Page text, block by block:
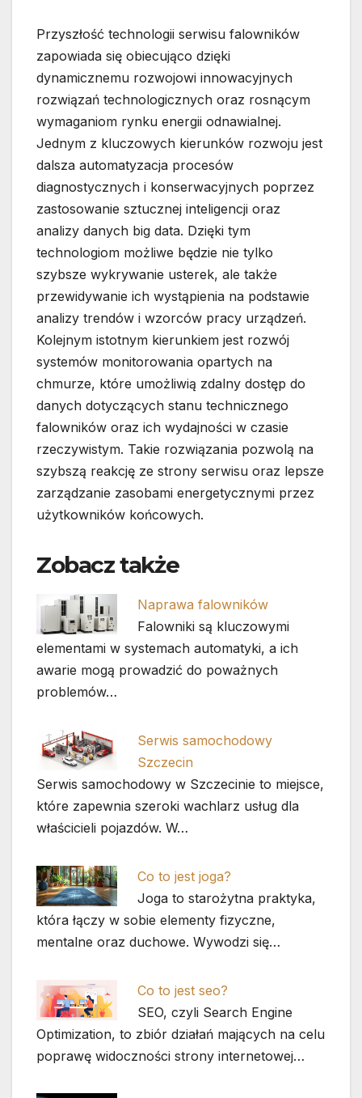
Przyszłość technologii serwisu falowników
zapowiada się obiecująco dzięki
dynamicznemu rozwojowi innowacyjnych
rozwiązań technologicznych oraz rosnącym
wymaganiom rynku energii odnawialnej.
Jednym z kluczowych kierunków rozwoju jest
dalsza automatyzacja procesów
diagnostycznych i konserwacyjnych poprzez
zastosowanie sztucznej inteligencji oraz
analizy danych big data. Dzięki tym
technologiom możliwe będzie nie tylko
szybsze wykrywanie usterek, ale także
przewidywanie ich wystąpienia na podstawie
analizy trendów i wzorców pracy urządzeń.
Kolejnym istotnym kierunkiem jest rozwój
systemów monitorowania opartych na
chmurze, które umożliwią zdalny dostęp do
danych dotyczących stanu technicznego
falowników oraz ich wydajności w czasie
rzeczywistym. Takie rozwiązania pozwolą na
szybszą reakcję ze strony serwisu oraz lepsze
zarządzanie zasobami energetycznymi przez
użytkowników końcowych.
Zobacz także
Naprawa falowników
Falowniki są kluczowymi
elementami w systemach automatyki, a ich
awarie mogą prowadzić do poważnych
problemów…
Serwis samochodowy
Szczecin
Serwis samochodowy w Szczecinie to miejsce,
które zapewnia szeroki wachlarz usług dla
właścicieli pojazdów. W…
Co to jest joga?
Joga to starożytna praktyka,
która łączy w sobie elementy fizyczne,
mentalne oraz duchowe. Wywodzi się…
Co to jest seo?
SEO, czyli Search Engine
Optimization, to zbiór działań mających na celu
poprawę widoczności strony internetowej…